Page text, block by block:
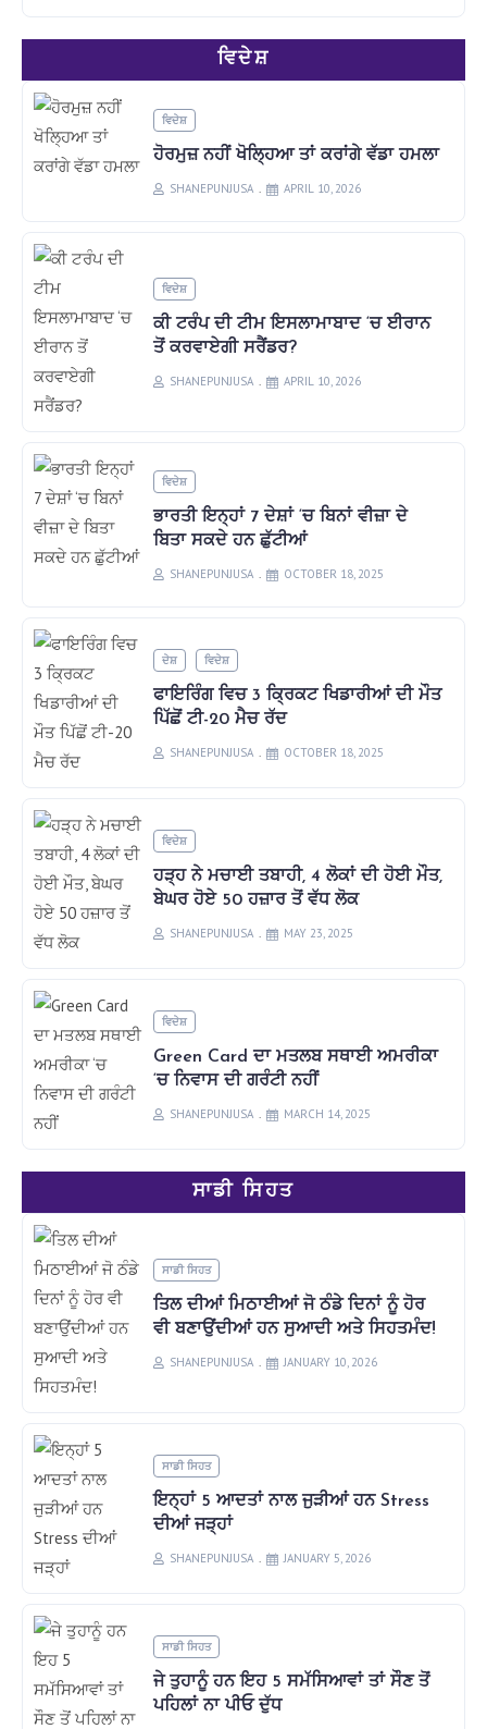
ਵਿਦੇਸ਼
ਵਿਦੇਸ਼
ਹੋਰਮੁਜ਼ ਨਹੀਂ ਖੋਲ੍ਹਿਆ ਤਾਂ ਕਰਾਂਗੇ ਵੱਡਾ ਹਮਲਾ
SHANEPUNJUSA APRIL 10, 2026
ਵਿਦੇਸ਼
ਕੀ ਟਰੰਪ ਦੀ ਟੀਮ ਇਸਲਾਮਾਬਾਦ ‘ਚ ਈਰਾਨ
ਤੋਂ ਕਰਵਾਏਗੀ ਸਰੈਂਡਰ?
SHANEPUNJUSA APRIL 10, 2026
ਵਿਦੇਸ਼
ਭਾਰਤੀ ਇਨ੍ਹਾਂ 7 ਦੇਸ਼ਾਂ ‘ਚ ਬਿਨਾਂ ਵੀਜ਼ਾ ਦੇ
ਬਿਤਾ ਸਕਦੇ ਹਨ ਛੁੱਟੀਆਂ
SHANEPUNJUSA OCTOBER 18, 2025
ਦੇਸ਼ ਵਿਦੇਸ਼
ਫਾਇਰਿੰਗ ਵਿਚ 3 ਕ੍ਰਿਕਟ ਖਿਡਾਰੀਆਂ ਦੀ ਮੌਤ
ਪਿੱਛੋਂ ਟੀ-20 ਮੈਚ ਰੱਦ
SHANEPUNJUSA OCTOBER 18, 2025
ਵਿਦੇਸ਼
ਹੜ੍ਹ ਨੇ ਮਚਾਈ ਤਬਾਹੀ, 4 ਲੋਕਾਂ ਦੀ ਹੋਈ ਮੌਤ,
ਬੇਘਰ ਹੋਏ 50 ਹਜ਼ਾਰ ਤੋਂ ਵੱਧ ਲੋਕ
SHANEPUNJUSA MAY 23, 2025
ਵਿਦੇਸ਼
Green Card ਦਾ ਮਤਲਬ ਸਥਾਈ ਅਮਰੀਕਾ
‘ਚ ਨਿਵਾਸ ਦੀ ਗਰੰਟੀ ਨਹੀਂ
SHANEPUNJUSA MARCH 14, 2025
ਸਾਡੀ ਸਿਹਤ
ਸਾਡੀ ਸਿਹਤ
ਤਿਲ ਦੀਆਂ ਮਿਠਾਈਆਂ ਜੋ ਠੰਡੇ ਦਿਨਾਂ ਨੂੰ ਹੋਰ
ਵੀ ਬਣਾਉਂਦੀਆਂ ਹਨ ਸੁਆਦੀ ਅਤੇ ਸਿਹਤਮੰਦ!
SHANEPUNJUSA JANUARY 10, 2026
ਸਾਡੀ ਸਿਹਤ
ਇਨ੍ਹਾਂ 5 ਆਦਤਾਂ ਨਾਲ ਜੁੜੀਆਂ ਹਨ Stress
ਦੀਆਂ ਜੜ੍ਹਾਂ
SHANEPUNJUSA JANUARY 5, 2026
ਸਾਡੀ ਸਿਹਤ
ਜੇ ਤੁਹਾਨੂੰ ਹਨ ਇਹ 5 ਸਮੱਸਿਆਵਾਂ ਤਾਂ ਸੌਣ ਤੋਂ
ਪਹਿਲਾਂ ਨਾ ਪੀਓ ਦੁੱਧ